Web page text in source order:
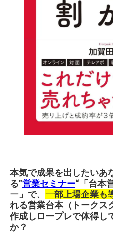
本気で成果を出したいあ
る”営業セミナー“「台本
ー」で、 一部上場企業も
れる営業台本（トークス
作成しロープレで体得し
か？